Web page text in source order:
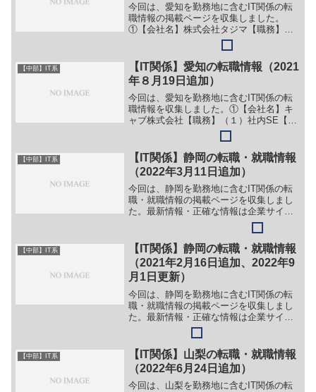
今回は、愛知を勤務地に含むIT関係の転
職情報の掲載ページを収集しました。
①【会社名】株式会社タジマ【職務】別
企業のサイトに情報が掲載されているた
め、詳細は省略。【勤務地】愛知等【詳
細】転職・就職情報の詳細はこちら
②【会社名】株式会社エイペク...
【中部】IT系
【IT関係】愛知の転職情報（2021
年８月19日追加）
今回は、愛知を勤務地に含むIT関係の転
職情報を収集しました。①【会社名】キ
ャブ株式会社【職務】（１）社内SE【勤
務地】愛知県名古屋市中村区名駅1丁目1-
1等【詳細】転職・就職情報の詳細はこち
ら②【会社名】株式会社NSD【職務】 別
企業のサイ...
【中部】IT系
【IT関係】静岡の転職・就職情報
（2022年3月11日追加）
今回は、静岡を勤務地に含むIT関係の転
職・就職情報の掲載ページを収集しまし
た。最新情報・正確な情報は企業サイト
でご確認ください。①【会社名】株式会
社タウンズ【職務】［キャリア・中途］
＞＞（１）ITエンジニア＞＞（２）総務
業務＞＞（３）経理業...
【中部】IT系
【IT関係】静岡の転職・就職情報
（2021年2月16日追加、2022年9
月1日更新）
今回は、静岡を勤務地に含むIT関係の転
職・就職情報の掲載ページを収集しまし
た。最新情報・正確な情報は企業サイト
でご確認ください。①【会社名】小林工
業株式会社【職務】［新卒］＞＞（１）
部品製造＞＞（２）品質管理＞＞（３）
生産管理＞＞（４）製造...
【中部】IT系
【IT関係】山梨の転職・就職情報
（2022年6月24日追加）
今回は、山梨を勤務地に含むIT関係の転